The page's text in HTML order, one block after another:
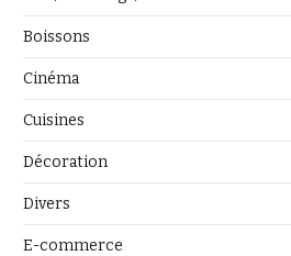
Boissons
Cinéma
Cuisines
Décoration
Divers
E-commerce